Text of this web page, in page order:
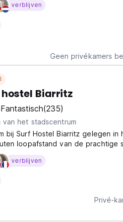
verblijven
Geen privékamers
Biarritz
Fantastisch(235)
van het stadscentrum
bij Surf Hostel Biarritz gelegen
loopafstand van de prachtige
verblijven
Privé-